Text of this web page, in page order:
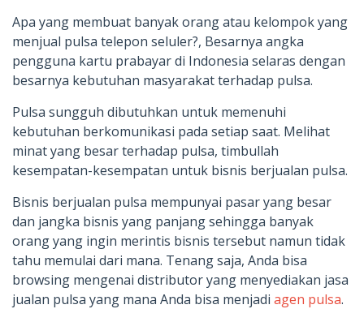
Apa yang membuat banyak orang atau kelompok yang
menjual pulsa telepon seluler?, Besarnya angka
pengguna kartu prabayar di Indonesia selaras dengan
besarnya kebutuhan masyarakat terhadap pulsa.
Pulsa sungguh dibutuhkan untuk memenuhi
kebutuhan berkomunikasi pada setiap saat. Melihat
minat yang besar terhadap pulsa, timbullah
kesempatan-kesempatan untuk bisnis berjualan pulsa.
Bisnis berjualan pulsa mempunyai pasar yang besar
dan jangka bisnis yang panjang sehingga banyak
orang yang ingin merintis bisnis tersebut namun tidak
tahu memulai dari mana. Tenang saja, Anda bisa
browsing mengenai distributor yang menyediakan jasa
jualan pulsa yang mana Anda bisa menjadi agen pulsa.